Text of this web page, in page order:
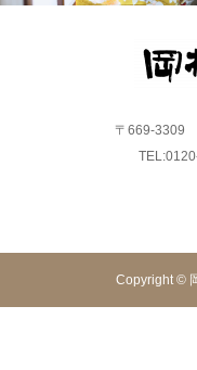
〒669-3309
Copyright ©